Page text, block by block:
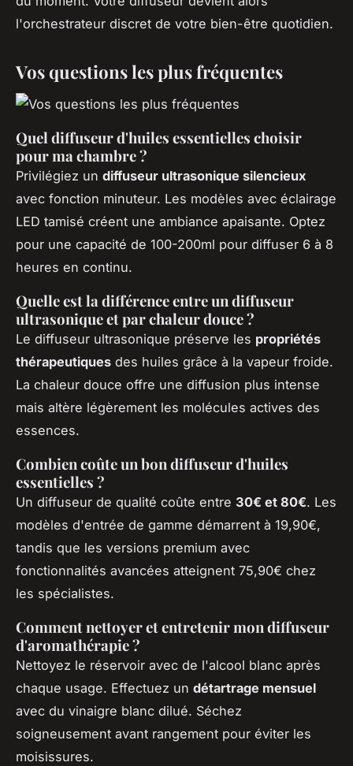
l'orchestrateur discret de votre bien-être quotidien.
Vos questions les plus fréquentes
Quel diffuseur d'huiles essentielles choisir
pour ma chambre ?
Privilégiez un diffuseur ultrasonique silencieux
avec fonction minuteur. Les modèles avec éclairage
LED tamisé créent une ambiance apaisante. Optez
pour une capacité de 100-200ml pour diffuser 6 à 8
heures en continu.
Quelle est la différence entre un diffuseur
ultrasonique et par chaleur douce ?
Le diffuseur ultrasonique préserve les propriétés
thérapeutiques des huiles grâce à la vapeur froide.
La chaleur douce offre une diffusion plus intense
mais altère légèrement les molécules actives des
essences.
Combien coûte un bon diffuseur d'huiles
essentielles ?
Un diffuseur de qualité coûte entre 30€ et 80€. Les
modèles d'entrée de gamme démarrent à 19,90€,
tandis que les versions premium avec
fonctionnalités avancées atteignent 75,90€ chez
les spécialistes.
Comment nettoyer et entretenir mon diffuseur
d'aromathérapie ?
Nettoyez le réservoir avec de l'alcool blanc après
chaque usage. Effectuez un détartrage mensuel
avec du vinaigre blanc dilué. Séchez
soigneusement avant rangement pour éviter les
moisissures.